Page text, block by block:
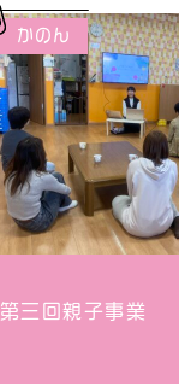
第三回親子事業
かのん